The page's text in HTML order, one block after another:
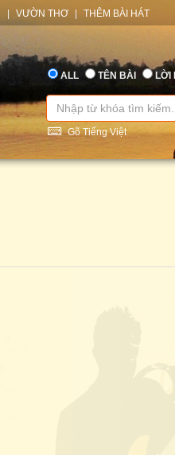
VƯỜN THƠ THÊM BÀI HÁT
ALL TÊN BÀI LỜI
Gõ Tiếng Việt